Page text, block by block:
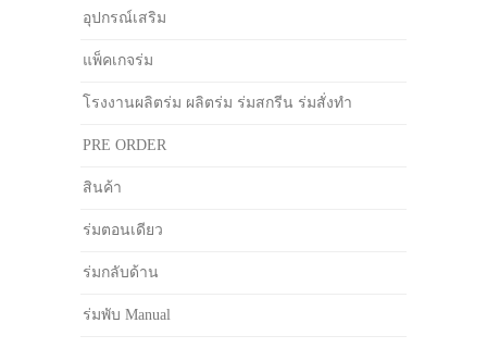
อุปกรณ์เสริม
แพ็คเกจร่ม
โรงงานผลิตร่ม ผลิตร่ม ร่มสกรีน ร่มสั่งทำ
PRE ORDER
สินค้า
ร่มตอนเดียว
ร่มกลับด้าน
ร่มพับ Manual